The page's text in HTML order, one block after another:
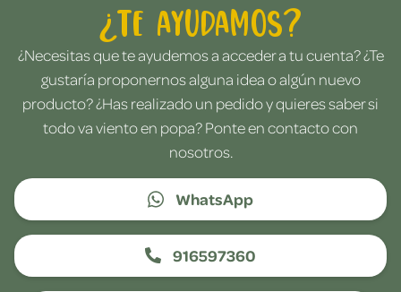
¿Te ayudamos?
¿Necesitas que te ayudemos a acceder a tu cuenta? ¿Te
gustaría proponernos alguna idea o algún nuevo
producto? ¿Has realizado un pedido y quieres saber si
todo va viento en popa? Ponte en contacto con
nosotros.
WhatsApp
916597360